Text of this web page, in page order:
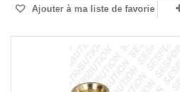
Ajouter à ma liste de favorie